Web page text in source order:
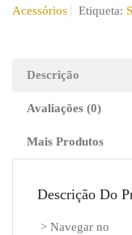
ventilação
Acessórios
Etiqueta:
Descrição
Avaliações (0)
Mais Produtos
Descrição Do
> Navegar no